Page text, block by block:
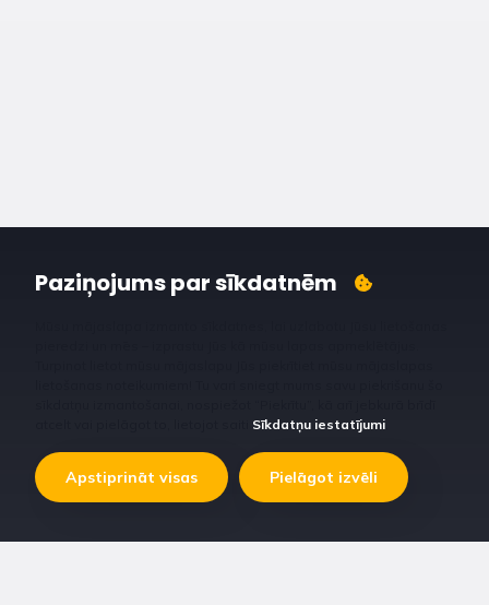
Paziņojums par sīkdatnēm
Sīkdatņu iestatījumi
Apstiprināt visas Pielāgot izvēli